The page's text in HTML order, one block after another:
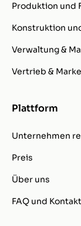
Produktion und
Konstruktion
Verwaltung &
Vertrieb &
Plattform
Unternehmen
Preis
Über uns
FAQ und Kontakt